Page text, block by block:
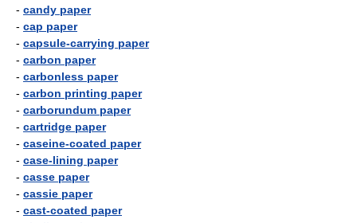
- candy paper
- cap paper
- capsule-carrying paper
- carbon paper
- carbonless paper
- carbon printing paper
- carborundum paper
- cartridge paper
- caseine-coated paper
- case-lining paper
- casse paper
- cassie paper
- cast-coated paper